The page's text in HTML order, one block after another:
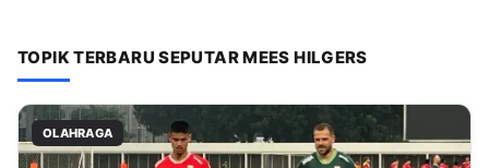
TOPIK TERBARU SEPUTAR MEES HILGERS
OLAHRAGA